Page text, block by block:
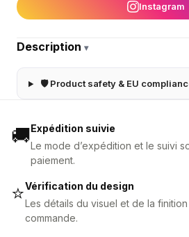
Instagram
Description ▾
🛡 Product safety & EU
🚚Expédition suivie
Le mode d’expédition et le suivi
paiement.
⭐Vérification du design
Les détails du visuel et de la
commande.